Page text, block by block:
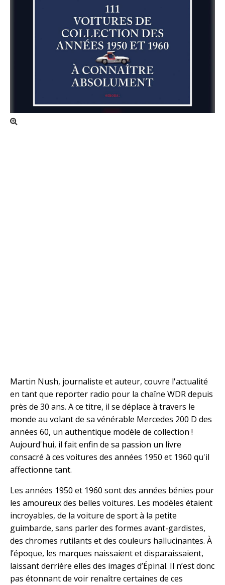
Martin Nush, journaliste et auteur, couvre l'actualité
en tant que reporter radio pour la chaîne WDR depuis
près de 30 ans. A ce titre, il se déplace à travers le
monde au volant de sa vénérable Mercedes 200 D des
années 60, un authentique modèle de collection !
Aujourd'hui, il fait enfin de sa passion un livre
consacré à ces voitures des années 1950 et 1960 qu'il
affectionne tant.
Les années 1950 et 1960 sont des années bénies pour
les amoureux des belles voitures. Les modèles étaient
incroyables, de la voiture de sport à la petite
guimbarde, sans parler des formes avant-gardistes,
des chromes rutilants et des couleurs hallucinantes. À
l’époque, les marques naissaient et disparaissaient,
laissant derrière elles des images d’Épinal. Il n’est donc
pas étonnant de voir renaître certaines de ces